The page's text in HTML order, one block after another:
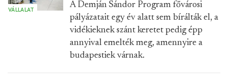
VÁLLALAT
A Demján Sándor Program fővárosi
pályázatait egy év alatt sem bírálták el, a
vidékieknek szánt keretet pedig épp
annyival emelték meg, amennyire a
budapestiek várnak.